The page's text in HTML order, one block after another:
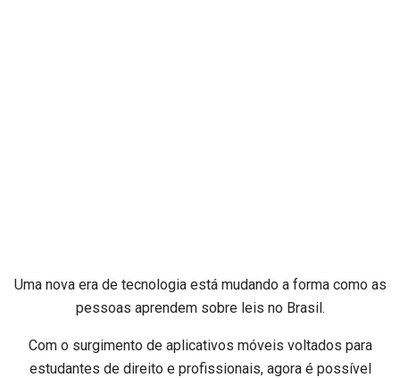
Uma nova era de tecnologia está mudando a forma como as
pessoas aprendem sobre leis no Brasil.
Com o surgimento de aplicativos móveis voltados para
estudantes de direito e profissionais, agora é possível